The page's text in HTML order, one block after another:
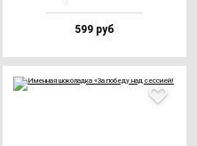
599 руб